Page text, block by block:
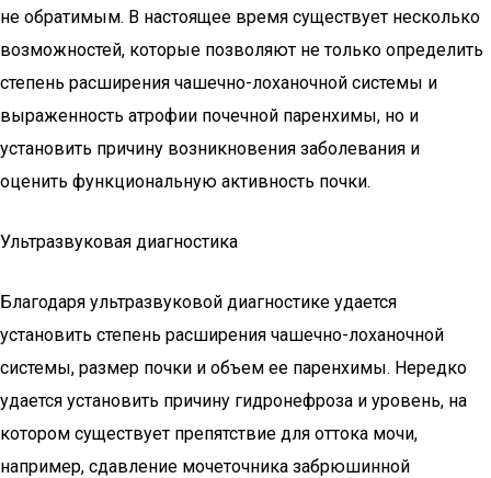
не обратимым. В настоящее время существует несколько
возможностей, которые позволяют не только определить
степень расширения чашечно-лоханочной системы и
выраженность атрофии почечной паренхимы, но и
установить причину возникновения заболевания и
оценить функциональную активность почки.
Ультразвуковая диагностика
Благодаря ультразвуковой диагностике удается
установить степень расширения чашечно-лоханочной
системы, размер почки и объем ее паренхимы. Нередко
удается установить причину гидронефроза и уровень, на
котором существует препятствие для оттока мочи,
например, сдавление мочеточника забрюшинной